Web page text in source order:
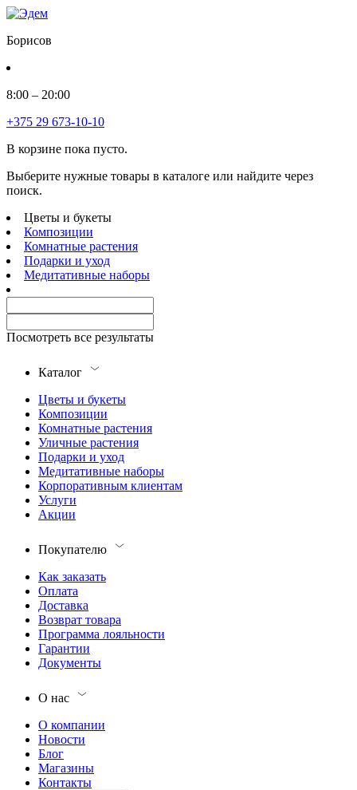
Борисов
8:00 – 20:00
+375 29 673-10-10
В корзине пока пусто.
Выберите нужные товары в каталоге или найдите через
поиск.
Цветы и букеты
Композиции
Комнатные растения
Подарки и уход
Медитативные наборы
Посмотреть все результаты
Каталог
Цветы и букеты
Композиции
Комнатные растения
Уличные растения
Подарки и уход
Медитативные наборы
Корпоративным клиентам
Услуги
Акции
Покупателю
Как заказать
Оплата
Доставка
Возврат товара
Программа лояльности
Гарантии
Документы
О нас
О компании
Новости
Блог
Магазины
Контакты